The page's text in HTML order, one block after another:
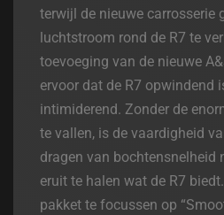
terwijl de nieuwe carrosserie
luchtstroom rond de R7 te
toevoeging van de nieuwe
ervoor dat de R7 opwindend
intimiderend. Zonder de
te vallen, is de vaardigheid
dragen van bochtensnelheid
eruit te halen wat de R7
pakket te focussen op